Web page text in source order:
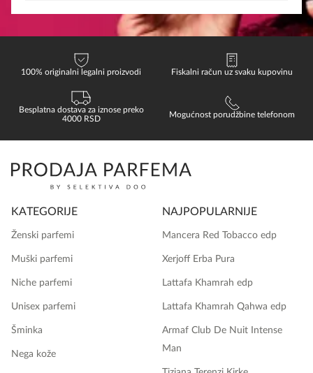
100% originalni legalni proizvodi Fiskalni račun uz svaku kupovinu
Besplatna dostava za iznose preko
4000 RSD
Mogućnost porudžbine telefonom
KATEGORIJE
Ženski parfemi
Muški parfemi
Niche parfemi
Unisex parfemi
Šminka
Nega kože
NAJPOPULARNIJE
Mancera Red Tobacco edp
Xerjoff Erba Pura
Lattafa Khamrah edp
Lattafa Khamrah Qahwa edp
Armaf Club De Nuit Intense
Man